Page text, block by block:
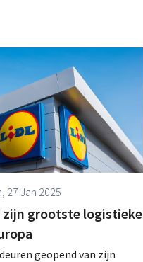
27 Jan 2025
zijn grootste logistieke
geopend van zijn